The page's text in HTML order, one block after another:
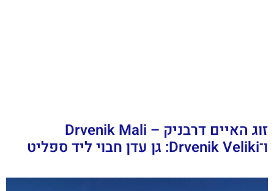
זוג האיים דרבניק – Drvenik Mali
ו־Drvenik Veliki: גן עדן חבוי ליד ספליט